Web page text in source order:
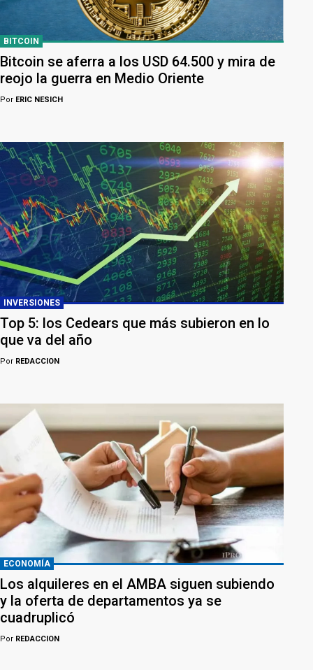
BITCOIN
Bitcoin se aferra a los USD 64.500 y mira de
reojo la guerra en Medio Oriente
Por ERIC NESICH
INVERSIONES
Top 5: los Cedears que más subieron en lo
que va del año
Por REDACCION
ECONOMÍA
Los alquileres en el AMBA siguen subiendo
y la oferta de departamentos ya se
cuadruplicó
Por REDACCION